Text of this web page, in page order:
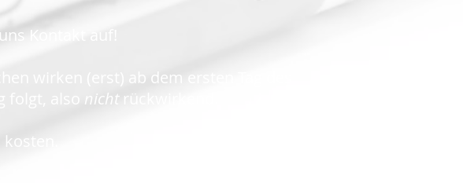
Kontakt auf!
wirken (erst) ab dem ersten Tag des
folgt, also nichtrückwirkend.